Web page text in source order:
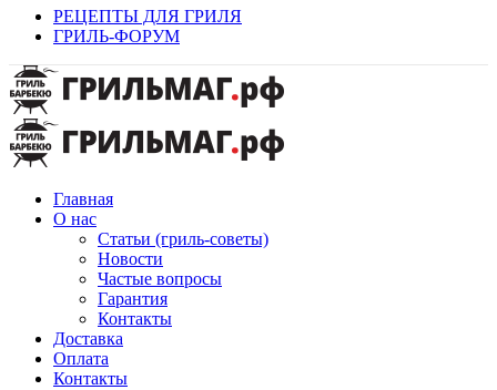
РЕЦЕПТЫ ДЛЯ ГРИЛЯ
ГРИЛЬ-ФОРУМ
Главная
О нас
Статьи (гриль-советы)
Новости
Частые вопросы
Гарантия
Контакты
Доставка
Оплата
Контакты